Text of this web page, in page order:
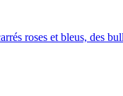
roses et bleus, des